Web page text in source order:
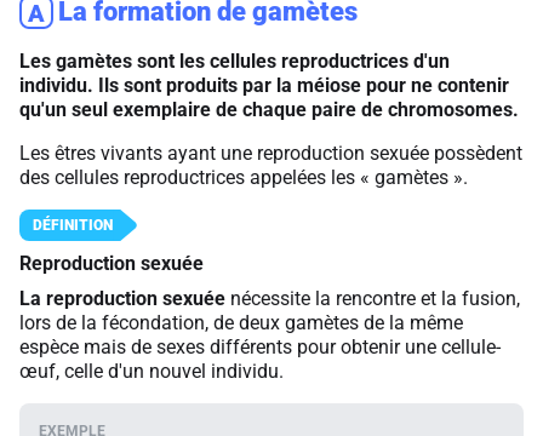
A La formation de gamètes
Les gamètes sont les cellules reproductrices d'un
individu. Ils sont produits par la méiose pour ne contenir
qu'un seul exemplaire de chaque paire de chromosomes.
Les êtres vivants ayant une reproduction sexuée possèdent
des cellules reproductrices appelées les « gamètes ».
Reproduction sexuée
La reproduction sexuée nécessite la rencontre et la fusion,
lors de la fécondation, de deux gamètes de la même
espèce mais de sexes différents pour obtenir une cellule-
œuf, celle d'un nouvel individu.